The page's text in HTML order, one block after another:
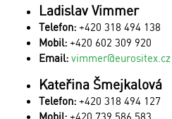
Ladislav Vimmer
Telefon: +420 318 494 138
Mobil: +420 602 309 920
Email: vimmer@eurositex.cz
Kateřina Šmejkalová
Telefon: +420 318 494 127
Mobil: +420 739 586 583